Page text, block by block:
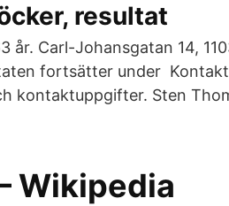
resultat
år. Carl-Johansgatan 14,
fortsätter under
kontaktuppgifter. Sten
Wikipedia